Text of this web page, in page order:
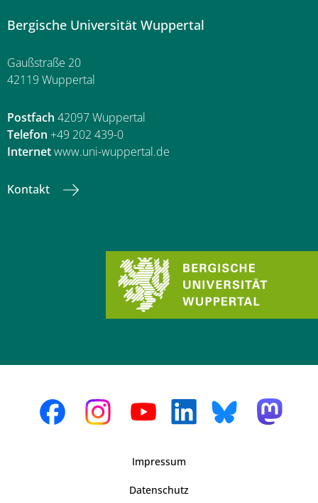
Bergische Universität Wuppertal
Gaußstraße 20
42119 Wuppertal
Postfach 42097 Wuppertal
Telefon +49 202 439-0
Internetwww.uni-wuppertal.de
Kontakt
Impressum
Datenschutz